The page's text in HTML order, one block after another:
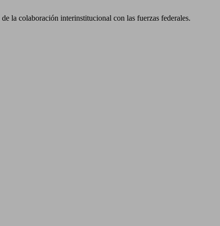
la colaboración interinstitucional con las fuerzas federales.